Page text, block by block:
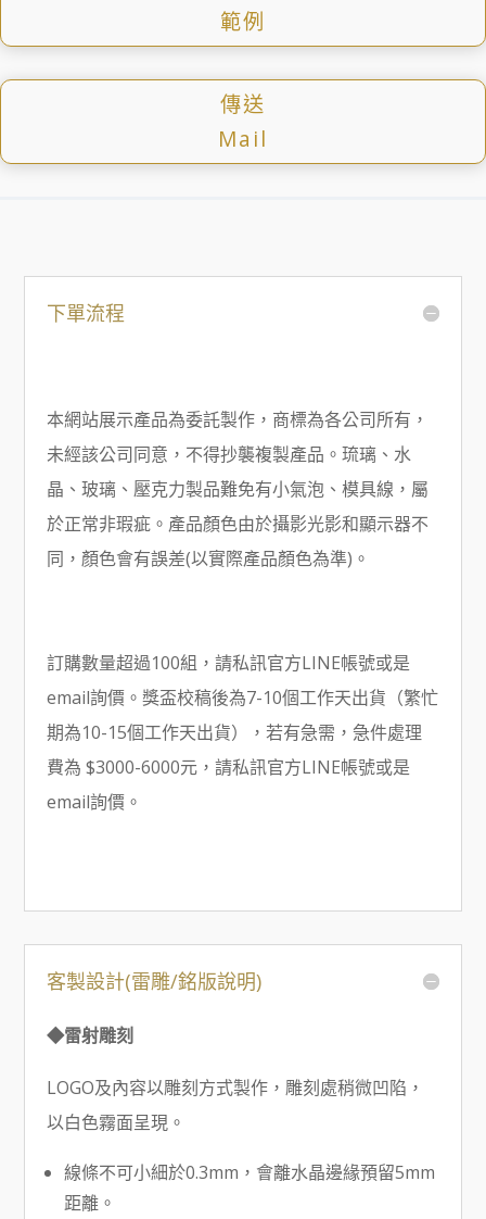
範例
傳送
Mail
下單流程
本網站展示產品為委託製作，商標為各公司所有，
未經該公司同意，不得抄襲複製產品。琉璃、水
晶、玻璃、壓克力製品難免有小氣泡、模具線，屬
於正常非瑕疵。產品顏色由於攝影光影和顯示器不
同，顏色會有誤差(以實際產品顏色為準)。
訂購數量超過100組，請私訊官方LINE帳號或是
email詢價。獎盃校稿後為7-10個工作天出貨（繁忙
期為10-15個工作天出貨），若有急需，急件處理
費為 $3000-6000元，請私訊官方LINE帳號或是
email詢價。
客製設計(雷雕/銘版說明)
◆雷射雕刻
LOGO及內容以雕刻方式製作，雕刻處稍微凹陷，
以白色霧面呈現。
線條不可小細於0.3mm，會離水晶邊緣預留5mm
距離。